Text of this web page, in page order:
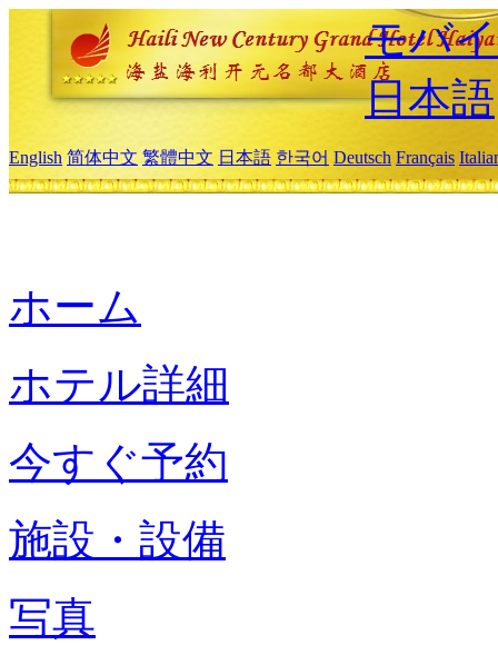
モバ
日本語
English 简体中文 繁體中文 日本語 한국어 Deutsch Français
ホーム
ホテル詳細
今すぐ予約
施設・設備
写真